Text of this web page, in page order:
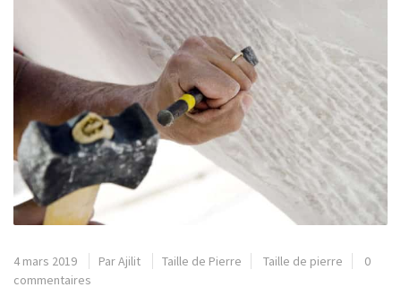
4 mars 2019 ParAjilit Taille de Pierre Taille de pierre
0
commentaires